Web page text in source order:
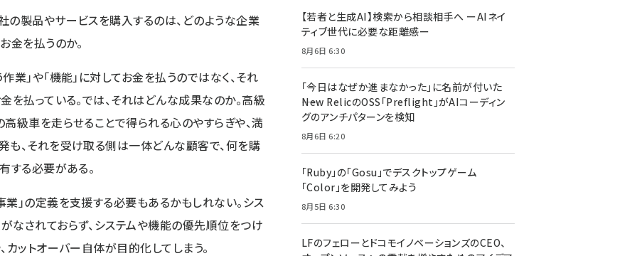
の製品やサービスを購入するのは、どのような企業
金を払うのか。
業」や「機能」に対してお金を払うのではなく、それ
を払っている。では、それはどんな成果なのか。高級
級車を走らせることで得られる心のやすらぎや、満
も、それを受け取る側は一体どんな顧客で、何を購
する必要がある。
」の定義を支援する必要もあるかもしれない。シス
なされておらず、システムや機能の優先順位をつけ
カットオーバー自体が目的化してしまう。
【若者と生成AI】検索から相談相手へ ーAIネイ
ティブ世代に必要な距離感ー
8月6日 6:30
「今日はなぜか進まなかった」に名前が付いた
――New RelicのOSS「Preflight」がAIコーディン
グのアンチパターンを検知
8月6日 6:20
「Ruby」の「Gosu」でデスクトップゲーム
「Color」を開発してみよう
8月5日 6:30
LFのフェローとドコモイノベーションズのCEO、